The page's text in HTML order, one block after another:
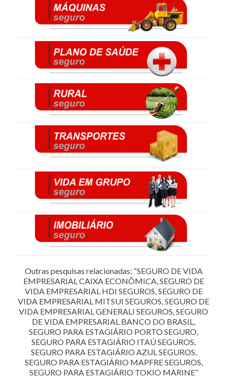
Outras pesquisas relacionadas: “SEGURO DE VIDA
EMPRESARIAL CAIXA ECONÔMICA, SEGURO DE
VIDA EMPRESARIAL HDI SEGUROS, SEGURO DE
VIDA EMPRESARIAL MITSUI SEGUROS, SEGURO DE
VIDA EMPRESARIAL GENERALI SEGUROS, SEGURO
DE VIDA EMPRESARIAL BANCO DO BRASIL,
SEGURO PARA ESTAGIÁRIO PORTO SEGURO,
SEGURO PARA ESTAGIÁRIO ITAÚ SEGUROS,
SEGURO PARA ESTAGIÁRIO AZUL SEGUROS,
SEGURO PARA ESTAGIÁRIO MAPFRE SEGUROS,
SEGURO PARA ESTAGIÁRIO TOKIO MARINE”